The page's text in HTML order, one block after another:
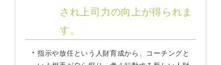
され上司力の向上が得られま
す。
指示や放任という人財育成から、コーチングと